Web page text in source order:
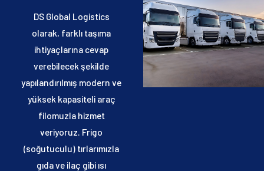
DS Global Logistics
olarak, farklı taşıma
ihtiyaçlarına cevap
verebilecek şekilde
yapılandırılmış modern ve
yüksek kapasiteli araç
filomuzla hizmet
veriyoruz. Frigo
(soğutuculu) tırlarımızla
gıda ve ilaç gibi ısı